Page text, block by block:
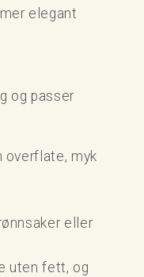
elegant
og passer
overflate, myk
eller
uten fett, og